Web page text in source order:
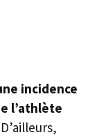
incidence
l’athlète
D’ailleurs,